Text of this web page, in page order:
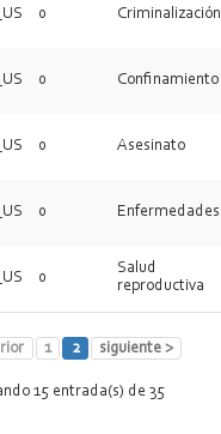
0 Criminalización
0 Confinamiento
0 Asesinato
0 Enfermedades
0
Salud
reproductiva
1 2 siguiente >
15 entrada(s) de 35